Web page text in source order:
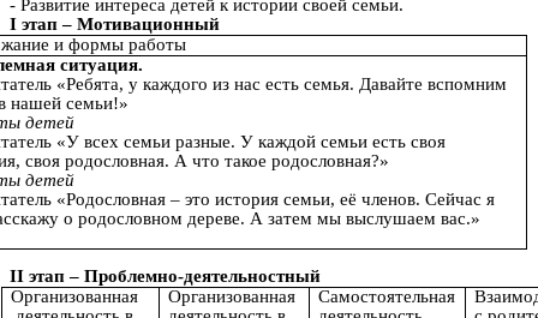
- Развитие интереса детей к истории своей семьи.
I этап – Мотивационный
и формы работы
ситуация.
«Ребята, у каждого из нас есть семья. Давайте вспомним
нашей семьи!»
детей
«У всех семьи разные. У каждой семьи есть своя
своя родословная. А что такое родословная?»
детей
«Родословная – это история семьи, её членов. Сейчас я
о родословном дереве. А затем мы выслушаем вас.»
II этап – Проблемно-деятельностный
Организованная
Организованная
Самостоятельная